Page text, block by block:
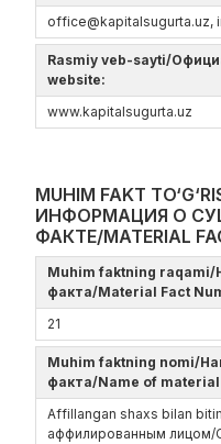
offiсe@kapitalsugurta.uz,
Rasmiy veb-sayti/
website:
www.kapitalsugurta.uz
MUHIM FAKT
ИНФОРМАЦИЯ О
ФАКТЕ/MATERIAL
Muhim faktning
факта/Material Fact
21
Muhim faktning nomi/
факта/Name of
Affillangan shaxs bilan
аффилированным лицом/